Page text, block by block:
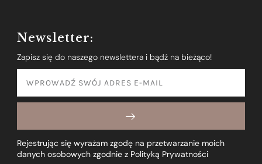
Newsletter:
Zapisz się do naszego newslettera i bądź na bieżąco!
Rejestrując się wyrażam zgodę na przetwarzanie moich
danych osobowych zgodnie z Polityką Prywatności